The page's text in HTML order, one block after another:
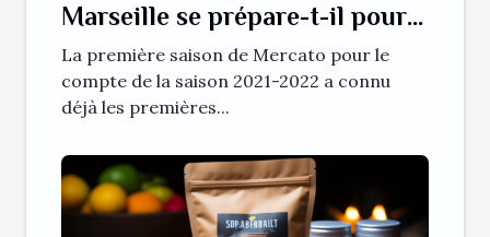
Marseille se prépare-t-il pour
le mercato estival ?
La première saison de Mercato pour le
compte de la saison 2021-2022 a connu
déjà les premières...